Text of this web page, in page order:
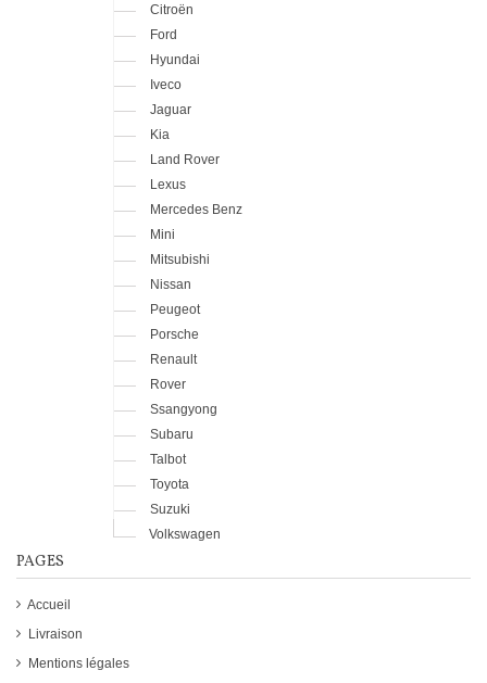
Citroën
Ford
Hyundai
Iveco
Jaguar
Kia
Land Rover
Lexus
Mercedes Benz
Mini
Mitsubishi
Nissan
Peugeot
Porsche
Renault
Rover
Ssangyong
Subaru
Talbot
Toyota
Suzuki
Volkswagen
PAGES
Accueil
Livraison
Mentions légales